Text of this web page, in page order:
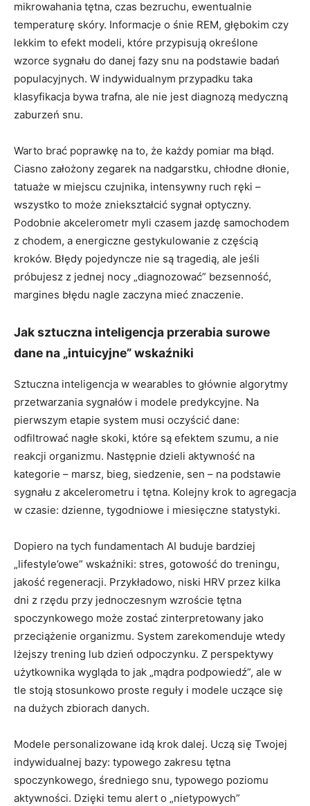
mikrowahania tętna, czas bezruchu, ewentualnie
temperaturę skóry. Informacje o śnie REM, głębokim czy
lekkim to efekt modeli, które przypisują określone
wzorce sygnału do danej fazy snu na podstawie badań
populacyjnych. W indywidualnym przypadku taka
klasyfikacja bywa trafna, ale nie jest diagnozą medyczną
zaburzeń snu.
Warto brać poprawkę na to, że każdy pomiar ma błąd.
Ciasno założony zegarek na nadgarstku, chłodne dłonie,
tatuaże w miejscu czujnika, intensywny ruch ręki –
wszystko to może zniekształcić sygnał optyczny.
Podobnie akcelerometr myli czasem jazdę samochodem
z chodem, a energiczne gestykulowanie z częścią
kroków. Błędy pojedyncze nie są tragedią, ale jeśli
próbujesz z jednej nocy „diagnozować” bezsenność,
margines błędu nagle zaczyna mieć znaczenie.
Jak sztuczna inteligencja przerabia surowe
dane na „intuicyjne” wskaźniki
Sztuczna inteligencja w wearables to głównie algorytmy
przetwarzania sygnałów i modele predykcyjne. Na
pierwszym etapie system musi oczyścić dane:
odfiltrować nagłe skoki, które są efektem szumu, a nie
reakcji organizmu. Następnie dzieli aktywność na
kategorie – marsz, bieg, siedzenie, sen – na podstawie
sygnału z akcelerometru i tętna. Kolejny krok to agregacja
w czasie: dzienne, tygodniowe i miesięczne statystyki.
Dopiero na tych fundamentach AI buduje bardziej
„lifestyle’owe” wskaźniki: stres, gotowość do treningu,
jakość regeneracji. Przykładowo, niski HRV przez kilka
dni z rzędu przy jednoczesnym wzroście tętna
spoczynkowego może zostać zinterpretowany jako
przeciążenie organizmu. System zarekomenduje wtedy
lżejszy trening lub dzień odpoczynku. Z perspektywy
użytkownika wygląda to jak „mądra podpowiedź”, ale w
tle stoją stosunkowo proste reguły i modele uczące się
na dużych zbiorach danych.
Modele personalizowane idą krok dalej. Uczą się Twojej
indywidualnej bazy: typowego zakresu tętna
spoczynkowego, średniego snu, typowego poziomu
aktywności. Dzięki temu alert o „nietypowych”